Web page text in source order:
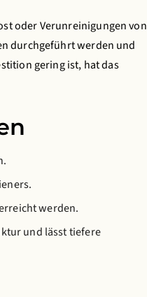
oder Verunreinigungen von
durchgeführt werden und
gering ist, hat das
werden.
und lässt tiefere